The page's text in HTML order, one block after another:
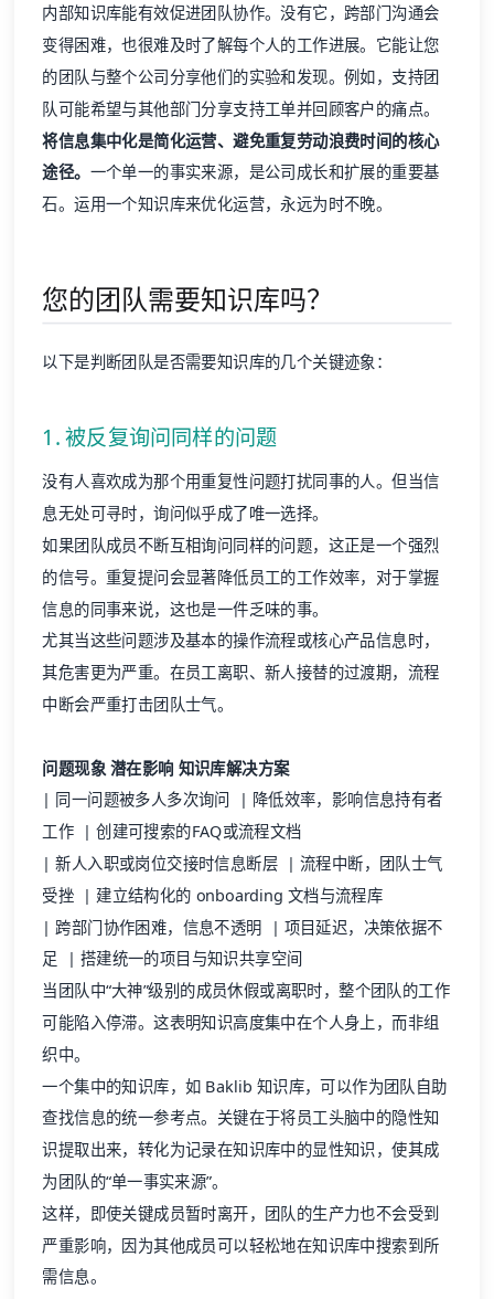
内部知识库能有效促进团队协作。没有它，跨部门沟通会
变得困难，也很难及时了解每个人的工作进展。它能让您
的团队与整个公司分享他们的实验和发现。例如，支持团
队可能希望与其他部门分享支持工单并回顾客户的痛点。
将信息集中化是简化运营、避免重复劳动浪费时间的核心
途径。 一个单一的事实来源，是公司成长和扩展的重要基
石。运用一个知识库来优化运营，永远为时不晚。
您的团队需要知识库吗？
以下是判断团队是否需要知识库的几个关键迹象：
1. 被反复询问同样的问题
没有人喜欢成为那个用重复性问题打扰同事的人。但当信
息无处可寻时，询问似乎成了唯一选择。
如果团队成员不断互相询问同样的问题，这正是一个强烈
的信号。重复提问会显著降低员工的工作效率，对于掌握
信息的同事来说，这也是一件乏味的事。
尤其当这些问题涉及基本的操作流程或核心产品信息时，
其危害更为严重。在员工离职、新人接替的过渡期，流程
中断会严重打击团队士气。
问题现象 潜在影响 知识库解决方案
| 同一问题被多人多次询问 | 降低效率，影响信息持有者
工作 | 创建可搜索的FAQ或流程文档
| 新人入职或岗位交接时信息断层 | 流程中断，团队士气
受挫 | 建立结构化的 onboarding 文档与流程库
| 跨部门协作困难，信息不透明 | 项目延迟，决策依据不
足 | 搭建统一的项目与知识共享空间
当团队中“大神”级别的成员休假或离职时，整个团队的工作
可能陷入停滞。这表明知识高度集中在个人身上，而非组
织中。
一个集中的知识库，如 Baklib 知识库，可以作为团队自助
查找信息的统一参考点。关键在于将员工头脑中的隐性知
识提取出来，转化为记录在知识库中的显性知识，使其成
为团队的“单一事实来源”。
这样，即使关键成员暂时离开，团队的生产力也不会受到
严重影响，因为其他成员可以轻松地在知识库中搜索到所
需信息。